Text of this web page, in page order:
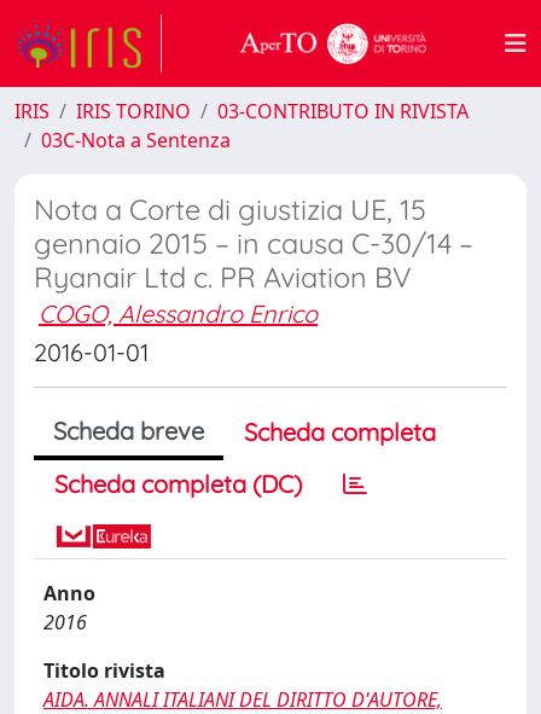
IRIS IRIS TORINO
03-CONTRIBUTO IN RIVISTA
03C-Nota a Sentenza
Nota a Corte di giustizia UE, 15
gennaio 2015 – in causa C-30/14 –
Ryanair Ltd c. PR Aviation BV
COGO, Alessandro Enrico
2016-01-01
Scheda breve
Scheda completa
Scheda completa (DC)
Anno
2016
Titolo rivista
AIDA. ANNALI ITALIANI DEL DIRITTO D'AUTORE,